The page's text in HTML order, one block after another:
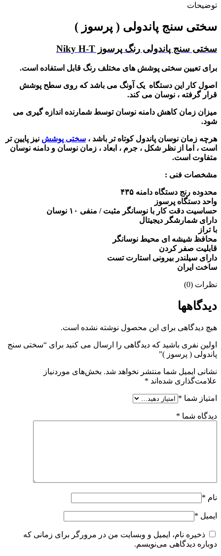
توضیحات
سختی سنج پاندولی ( پرسوز )
سختی سنج پاندولی رنگ پرسوز Niky H-T
برای تعیین سختی پوشش های مختلف رنگ قابل استفاده است.
اصول کار این دستگاه یک آونگ می باشد که روی سطح پوشش
قرار گرفته ، نوسان می کند.
میزان زمان کاهش دامنه نوسان توسط شمارنده اندازه گیری می
شود.
هرچه زمان نوسان پاندول کوتاه تر باشد ، سختی پوشش نیز پایین تر
است ، اما از نظر شکل ، جرم ، ابعاد ، زمان نوسان و دامنه نوسان
متفاوت است.
مشخصات فنی :
محدوده رنج دستگاه دامنه ۴۳۵
واحد دستگاه پرسوز
حساسیت دقت کار با نوسانگر مثبت / منفی ۱۰ نوسان
دارای شمارشگر دیجیتال
با تراز
محافظ شیشه ای محیط نوسانگر
قابلیت صفر کردن
دارای سیلندر بیرونی استارت تست
ساخت ایران
نظرات (0)
دیدگاهها
هیچ دیدگاهی برای این محصول نوشته نشده است.
اولین نفری باشید که دیدگاهی را ارسال می کنید برای “سختی سنج
پاندولی ( پرسوز )”
نشانی ایمیل شما منتشر نخواهد شد. بخش‌های موردنیاز
علامت‌گذاری شده‌اند *
امتیاز شما *
دیدگاه شما *
نام *
ایمیل *
ذخیره نام، ایمیل و وبسایت من در مرورگر برای زمانی که
دوباره دیدگاهی می‌نویسم.